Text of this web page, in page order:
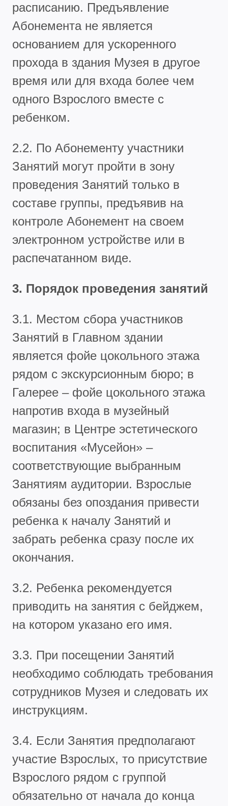
расписанию. Предъявление
Абонемента не является
основанием для ускоренного
прохода в здания Музея в другое
время или для входа более чем
одного Взрослого вместе с
ребенком.
2.2. По Абонементу участники
Занятий могут пройти в зону
проведения Занятий только в
составе группы, предъявив на
контроле Абонемент на своем
электронном устройстве или в
распечатанном виде.
3. Порядок проведения занятий
3.1. Местом сбора участников
Занятий в Главном здании
является фойе цокольного этажа
рядом с экскурсионным бюро; в
Галерее – фойе цокольного этажа
напротив входа в музейный
магазин; в Центре эстетического
воспитания «Мусейон» –
соответствующие выбранным
Занятиям аудитории. Взрослые
обязаны без опоздания привести
ребенка к началу Занятий и
забрать ребенка сразу после их
окончания.
3.2. Ребенка рекомендуется
приводить на занятия с бейджем,
на котором указано его имя.
3.3. При посещении Занятий
необходимо соблюдать требования
сотрудников Музея и следовать их
инструкциям.
3.4. Если Занятия предполагают
участие Взрослых, то присутствие
Взрослого рядом с группой
обязательно от начала до конца